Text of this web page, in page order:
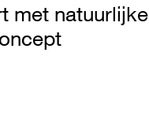
met natuurlijke